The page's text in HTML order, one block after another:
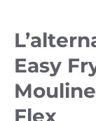
Easy
Flex